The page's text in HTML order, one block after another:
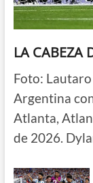
LA CABEZA
Foto:
Argentina
Atlanta,
de 2026.